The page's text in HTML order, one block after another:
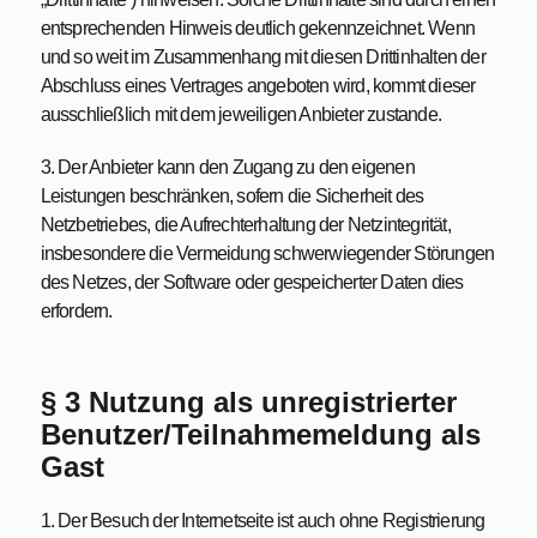
entsprechenden Hinweis deutlich gekennzeichnet. Wenn
und so weit im Zusammenhang mit diesen Drittinhalten der
Abschluss eines Vertrages angeboten wird, kommt dieser
ausschließlich mit dem jeweiligen Anbieter zustande.
3. Der Anbieter kann den Zugang zu den eigenen
Leistungen beschränken, sofern die Sicherheit des
Netzbetriebes, die Aufrechterhaltung der Netzintegrität,
insbesondere die Vermeidung schwerwiegender Störungen
des Netzes, der Software oder gespeicherter Daten dies
erfordern.
§ 3 Nutzung als unregistrierter
Benutzer/Teilnahmemeldung als
Gast
1. Der Besuch der Internetseite ist auch ohne Registrierung